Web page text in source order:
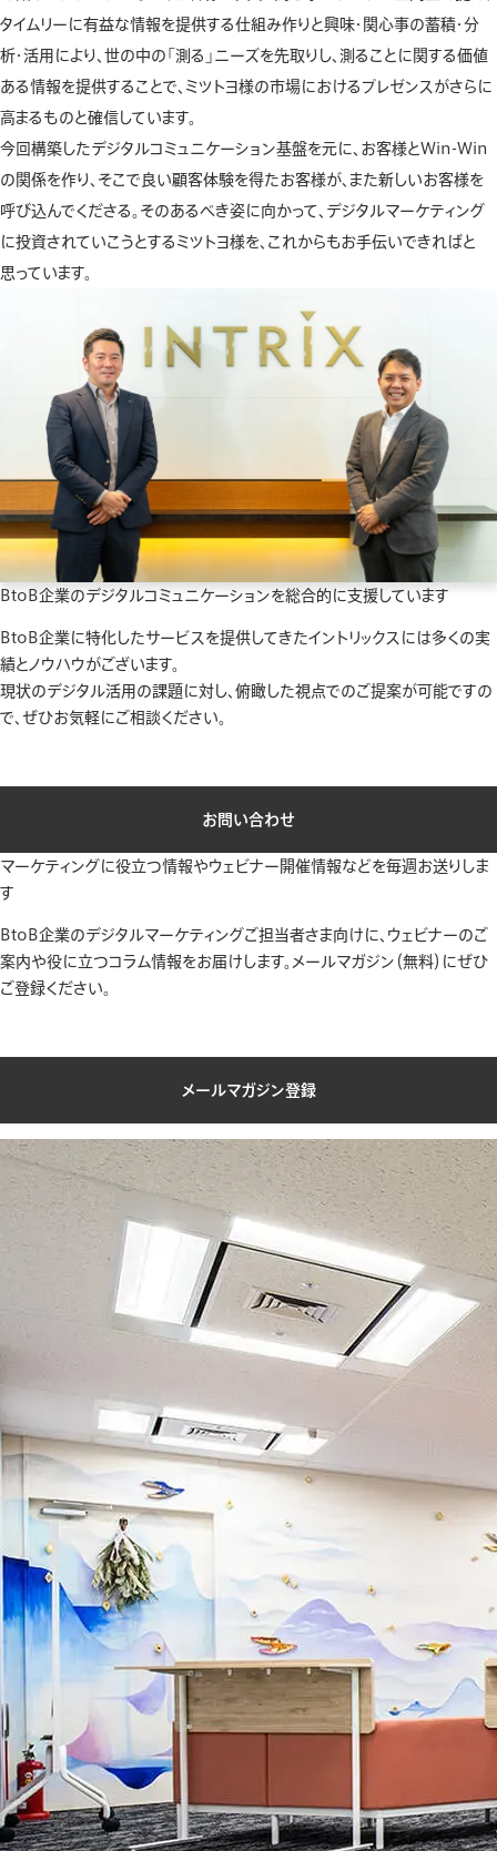
タイムリーに有益な情報を提供する仕組み作りと興味・関心事の蓄積・分
析・活用により、世の中の「測る」ニーズを先取りし、測ることに関する価値
ある情報を提供することで、ミツトヨ様の市場におけるプレゼンスがさらに
高まるものと確信しています。
今回構築したデジタルコミュニケーション基盤を元に、お客様とWin-Win
の関係を作り、そこで良い顧客体験を得たお客様が、また新しいお客様を
呼び込んでくださる。そのあるべき姿に向かって、デジタルマーケティング
に投資されていこうとするミツトヨ様を、これからもお手伝いできればと
思っています。
BtoB企業のデジタルコミュニケーションを総合的に支援しています
BtoB企業に特化したサービスを提供してきたイントリックスには多くの実
績とノウハウがございます。
現状のデジタル活用の課題に対し、 俯瞰した視点でのご提案が可能ですの
で、ぜひお気軽にご相談ください。
お問い合わせ
マーケティングに役立つ情報やウェビナー開催情報などを毎週お送りしま
す
BtoB企業のデジタルマーケティングご担当者さま向けに、 ウェビナーのご
案内や役に立つコラム情報をお届けします。
メールマガジン（無料）にぜひ
ご登録ください。
メールマガジン登録